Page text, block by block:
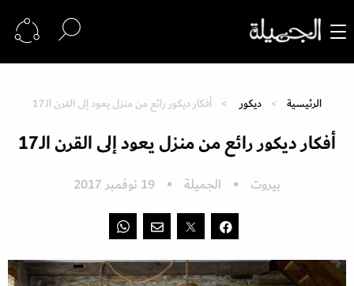
الرئيسية ديكور أفكار ديكور رائع من منزل يعود إلى القرن الـ17
أفكار ديكور رائع من منزل يعود إلى القرن الـ17
بيروت الجميلة 19 نوفمبر 2017